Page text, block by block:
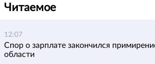
Читаемое
12:07
Спор о зарплате закончился
области